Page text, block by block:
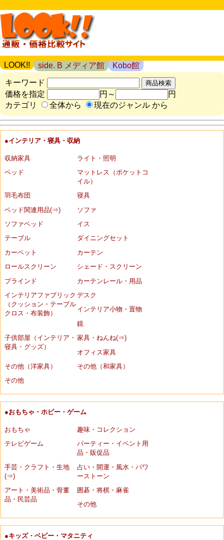
LOOK!! side. B メディア館
Kobo館
キーワード
価格を指定
円～
円
カテゴリ
全体から 現在のジャンル から
●インテリア・寝具・収納
収納家具
ライト・照明
ベッド
マットレス（ポケットコ
イル）
羽毛布団
寝具
ベッド関連用品(⇒)
ソファ
ソファベッド
イス
テーブル
ダイニングセット
カーペット
カーテン
ロールスクリーン
シェード・スクリーン
ブラインド
カーテンレール・用品
インテリアファブリック
（クッション・テーブル
クロス・布装飾）
デスク
インテリア小物・置物
鏡
子供部屋（インテリア・
寝具・グッズ）
家具・ねんね(⇒)
オフィス家具
その他（洋家具）
その他（和家具）
その他
●おもちゃ・ホビー・ゲーム
おもちゃ
趣味・コレクション
テレビゲーム
パーティー・イベント用
品・販促品
手芸・クラフト・生地
(⇒)
占い・開運・風水・パワ
ーストーン
アート・美術品・骨董
品・民芸品
囲碁・将棋・麻雀
その他
●キッズ・ベビー・マタニティ